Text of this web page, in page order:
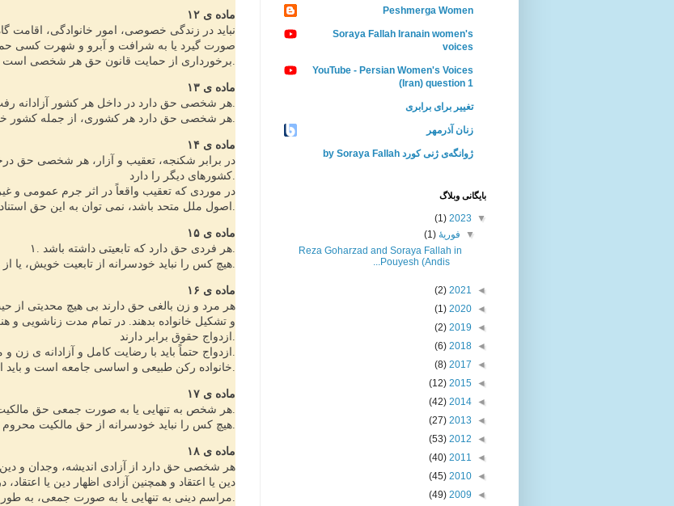
ماده ی ۱۲
نباید در زندگی خصوصی، امور خانوادگی، اقامت
صورت گیرد یا به شرافت و آبرو و شهرت کسی
ماده ی ۱۳
ماده ی ۱۴
ماده ی ۱۵
ماده ی ۱۶
و تشکیل خانواده بدهند. در تمام مدت زناشویی و
ماده ی ۱۷
ماده ی ۱۸
هر شخصی حق دارد از آزادی اندیشه، وجدان و
دین یا اعتقاد و همچنین آزادی اظهار دین یا
Peshmerga Women
Soraya Fallah Iranain women's
voices
YouTube - Persian Women's Voices
(Iran) question 1
تغییر برای برابری
زنان آذرمهر
ژوانگه‌ی ژنی كورد by Soraya Fallah
بايگانی وبلاگ
▼
2023
(1)
▼ فوریهٔ(1)
Reza Goharzad and Soraya Fallah in
Pouyesh (Andis...
◄
2021
(2)
◄
2020
(1)
◄
2019
(2)
◄
2018
(6)
◄
2017
(8)
◄
2015
(12)
◄
2014
(42)
◄
2013
(27)
◄
2012
(53)
◄
2011
(40)
◄
2010
(45)
◄
2009
(49)